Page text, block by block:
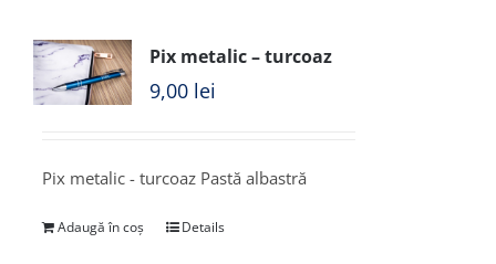
Pix metalic – turcoaz
9,00 lei
Pix metalic - turcoaz Pastă albastră
Adaugă în coș Details